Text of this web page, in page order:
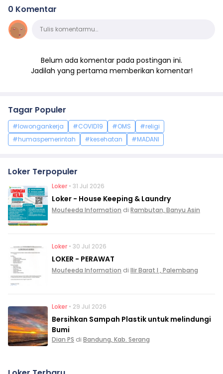
0 Komentar
KomentarTulis komentarmu…
Belum ada komentar pada postingan ini.
Jadilah yang pertama memberikan komentar!
Tagar Populer
#lowongankerja #COVID19 #OMS
#religi
#humaspemerintah
#kesehatan #MADANI
Loker Terpopuler
Loker • 31 Jul 2026
Loker - House Keeping & Laundry
Moufeeda Information di Rambutan, Banyu Asin
Loker • 30 Jul 2026
LOKER - PERAWAT
Moufeeda Information di Ilir Barat I , Palembang
Loker • 29 Jul 2026
Bersihkan Sampah Plastik untuk melindungi
Bumi
Dian PS di Bandung, Kab. Serang